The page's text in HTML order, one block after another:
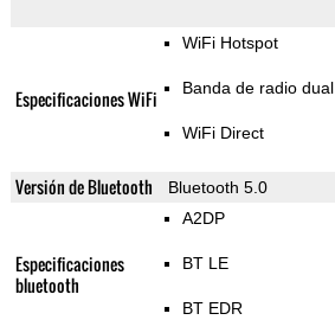
Especificaciones WiFi
WiFi Hotspot
Banda de radio dual
WiFi Direct
Versión de Bluetooth Bluetooth 5.0
Especificaciones
bluetooth
A2DP
BT LE
BT EDR